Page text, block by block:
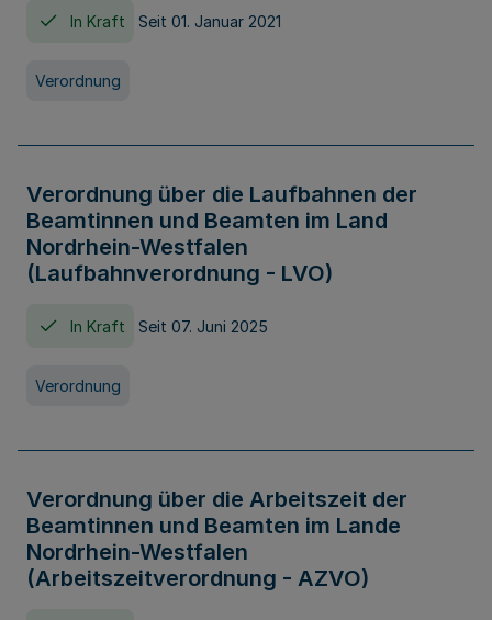
In Kraft Seit 01. Januar 2021
Verordnung
Verordnung über die Laufbahnen der
Beamtinnen und Beamten im Land
Nordrhein-Westfalen
(Laufbahnverordnung - LVO)
In Kraft Seit 07. Juni 2025
Verordnung
Verordnung über die Arbeitszeit der
Beamtinnen und Beamten im Lande
Nordrhein-Westfalen
(Arbeitszeitverordnung - AZVO)